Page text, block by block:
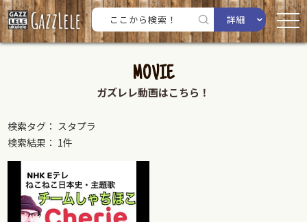
詳細
MOVIE
ガズレレ動画はこちら！
検索タグ： スタプラ
検索結果： 1件